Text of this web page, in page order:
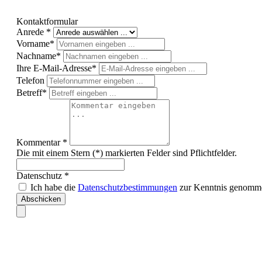
Kontaktformular
Anrede *
Vorname*
Nachname*
Ihre E-Mail-Adresse*
Telefon
Betreff*
Kommentar *
Die mit einem Stern (*) markierten Felder sind Pflichtfelder.
Datenschutz *
Ich habe die Datenschutzbestimmungen zur Kenntnis
Abschicken